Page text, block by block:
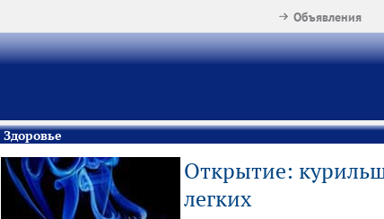
Объявления
Здоровье
Открытие:
легких